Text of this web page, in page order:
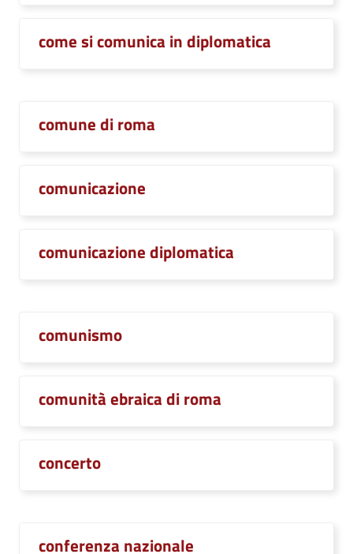
come si comunica in diplomatica
comune di roma
comunicazione
comunicazione diplomatica
comunismo
comunità ebraica di roma
concerto
conferenza nazionale